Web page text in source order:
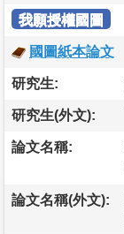
我願授權國圖
國圖紙本論文
研究生:
研究生(外文):
論文名稱:
論文名稱(外文):